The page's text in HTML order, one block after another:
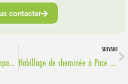
contacter
Isolation biosourcée des rampants près de Rennes.
SUIVANT
Habillage de cheminée à Pacé près de Rennes.